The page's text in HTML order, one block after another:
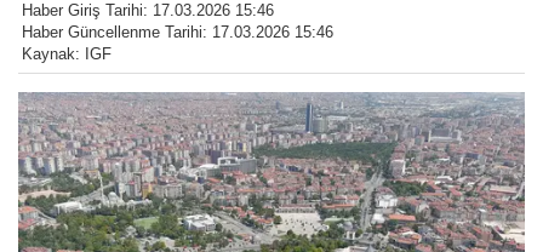
Haber Giriş Tarihi: 17.03.2026 15:46
Haber Güncellenme Tarihi: 17.03.2026 15:46
Kaynak: IGF